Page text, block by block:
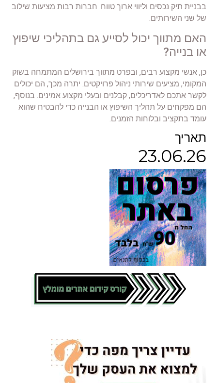
תאריך
23.06.26
בבניית תיק נכסים וליווי ארוך טווח. חברות רבות מציעות שילוב
של שני השירותים.
האם מתווך יכול לסייע גם בתהליכי שיפוץ
או בנייה?
כן, אנשי מקצוע רבים, ובפרט מתווך בירושלים המתמחה בשוק
המקומי, מציעים שירותי ניהול פרויקטים. יתרה מכך, הם יכולים
לקשר אתכם לאדריכלים, קבלנים ובעלי מקצוע אמינים. בנוסף,
הם מפקחים על תהליך השיפוץ או הבנייה כדי להבטיח שהוא
עומד בתקציב ובלוחות הזמנים.